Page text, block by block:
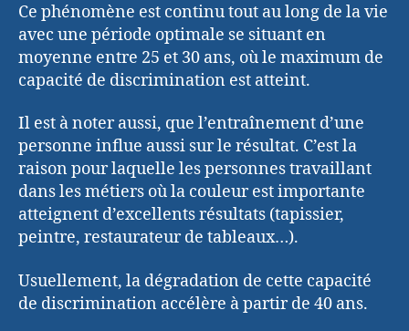
Ce phénomène est continu tout au long de la vie
avec une période optimale se situant en
moyenne entre 25 et 30 ans, où le maximum de
capacité de discrimination est atteint.
Il est à noter aussi, que l’entraînement d’une
personne influe aussi sur le résultat. C’est la
raison pour laquelle les personnes travaillant
dans les métiers où la couleur est importante
atteignent d’excellents résultats (tapissier,
peintre, restaurateur de tableaux…).
Usuellement, la dégradation de cette capacité
de discrimination accélère à partir de 40 ans.